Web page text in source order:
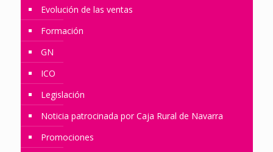
Evolución de las ventas
Formación
GN
ICO
Legislación
Noticia patrocinada por Caja Rural de Navarra
Promociones